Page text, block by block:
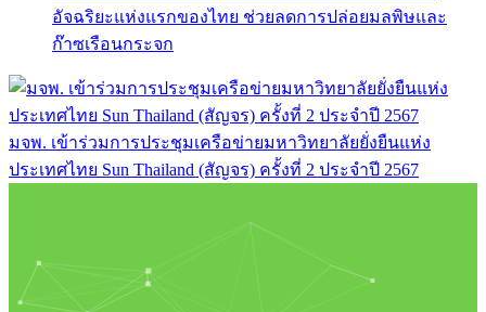
อัจฉริยะแห่งแรกของไทย ช่วยลดการปล่อยมลพิษและ
ก๊าซเรือนกระจก
มจพ. เข้าร่วมการประชุมเครือข่ายมหาวิทยาลัยยั่งยืนแห่ง
ประเทศไทย Sun Thailand (สัญจร) ครั้งที่ 2 ประจำปี 2567